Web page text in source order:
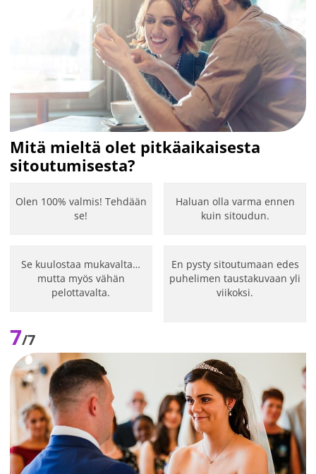
Mitä mieltä olet pitkäaikaisesta
sitoutumisesta?
Olen 100% valmis! Tehdään
se!
Haluan olla varma ennen
kuin sitoudun.
Se kuulostaa mukavalta…
mutta myös vähän
pelottavalta.
En pysty sitoutumaan edes
puhelimen taustakuvaan yli
viikoksi.
7/7